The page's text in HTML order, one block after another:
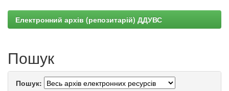
Електронний архів (репозитарій) ДДУВС
Пошук
Пошук: